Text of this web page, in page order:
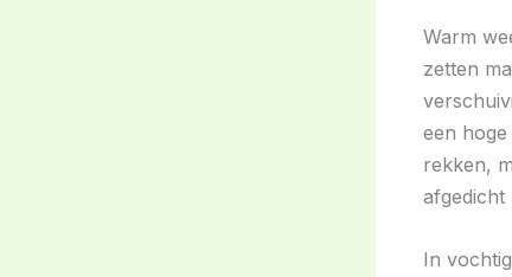
Warm
zetten
een
rekken,
afgedicht
In